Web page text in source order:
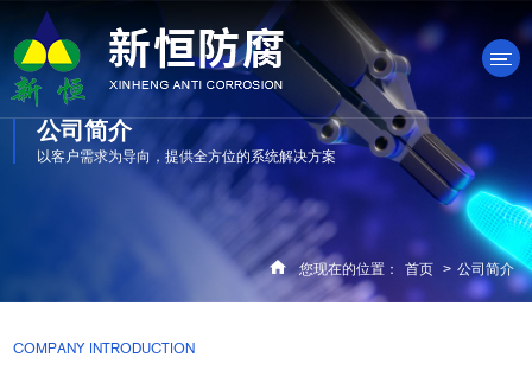
产品中心
公司简介
以客户需求为导向，提供全方位的系统解决方案
您现在的位置： 首页 > 公司简介
COMPANY INTRODUCTION